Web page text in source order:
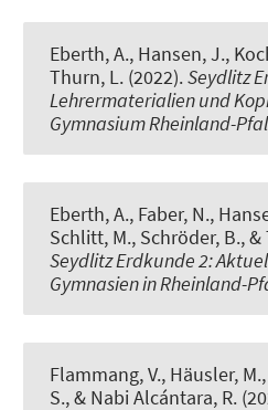
Eberth, A., Hansen, J.,
Thurn, L. (2022).Seydlitz
Lehrermaterialien und
Gymnasium Rheinland-
Eberth, A., Faber, N.,
Schlitt, M., Schröder, B.,
Seydlitz Erdkunde 2:
Gymnasien in Rheinland-
Flammang, V., Häusler, M.
S., & Nabi Alcántara, R.